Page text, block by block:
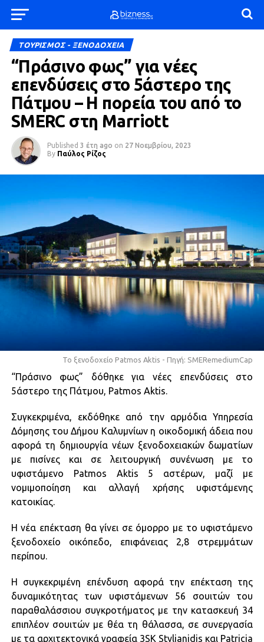
ΤΟΥΡΙΣΜΟΣ - ΞΕΝΟΔΟΧΕΙΑ
“Πράσινο φως” για νέες
επενδύσεις στο 5άστερο της
Πάτμου – Η πορεία του από το
SMERC στη Marriott
Published 3 έτη ago on 27 Νοεμβρίου, 2023
By Παύλος Ρίζος
Το ξενοδοχείο Patmos Aktis - Πηγή: SMERemediumCap
“Πράσινο φως” δόθηκε για νέες επενδύσεις στο
5άστερο της Πάτμου, Patmos Aktis.
Συγκεκριμένα, εκδόθηκε από την αρμόδια Υπηρεσία
Δόμησης του Δήμου Καλυμνίων η οικοδομική άδεια που
αφορά τη δημιουργία νέων ξενοδοχειακών δωματίων
με πισίνες και σε λειτουργική συνένωση με το
υφιστάμενο Patmos Aktis 5 αστέρων, μαζί με
νομιμοποίηση και αλλαγή χρήσης υφιστάμενης
κατοικίας.
Η νέα επέκταση θα γίνει σε όμορρο με το υφιστάμενο
ξενοδοχείο οικόπεδο, επιφάνειας 2,8 στρεμμάτων
περίπου.
Η συγκεκριμένη επένδυση αφορά την επέκταση της
δυναμικότητας των υφιστάμενων 56 σουιτών του
παραθαλάσσιου συγκροτήματος με την κατασκευή 34
επιπλέον σουιτών με θέα τη θάλασσα, σε συνεργασία
με τα αρχιτεκτονικά γραφεία 3SK Stylianidis και Patricia